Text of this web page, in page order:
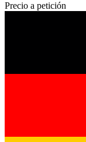
Precio a petición